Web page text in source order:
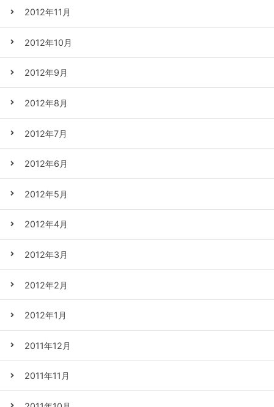
2012年11月
2012年10月
2012年9月
2012年8月
2012年7月
2012年6月
2012年5月
2012年4月
2012年3月
2012年2月
2012年1月
2011年12月
2011年11月